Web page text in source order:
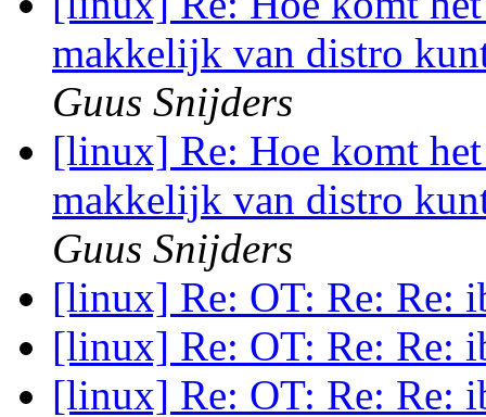
makkelijk van distro
Guus Snijders
[linux] Re: Hoe komt
makkelijk van distro
Guus Snijders
[linux] Re: OT: Re: Re:
[linux] Re: OT: Re: Re:
[linux] Re: OT: Re: Re: